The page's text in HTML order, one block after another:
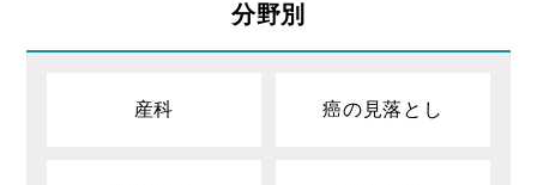
分野別
産科 癌の見落とし